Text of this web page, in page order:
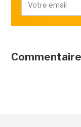
Commentaire